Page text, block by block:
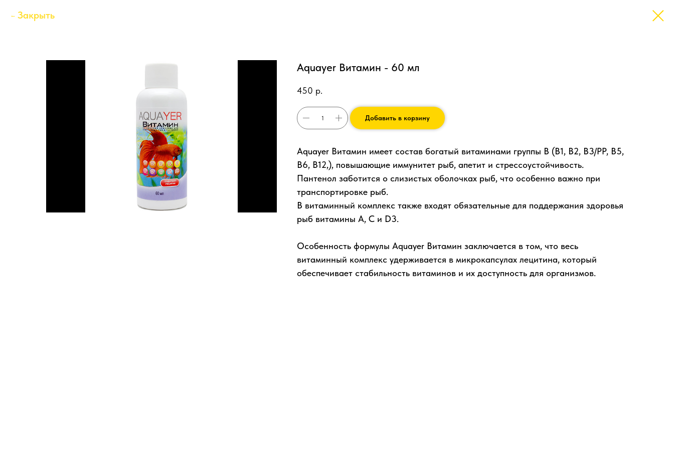
Закрыть
Aquayer Витамин - 60 мл
450 р.
Добавить в корзину
Aquayer Витамин имеет состав богатый витаминами группы В (В1, В2, В3/РР, В5,
В6, В12,), повышающие иммунитет рыб, апетит и стрессоустойчивость.
Пантенол заботится о слизистых оболочках рыб, что особенно важно при
транспортировке рыб.
В витаминный комплекс также входят обязательные для поддержания здоровья
рыб витамины А, С и D3.
Особенность формулы Aquayer Витамин заключается в том, что весь
витаминный комплекс удерживается в микрокапсулах лецитина, который
обеспечивает стабильность витаминов и их доступность для организмов.